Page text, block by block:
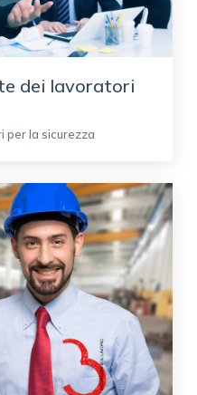
dei lavoratori
per la sicurezza